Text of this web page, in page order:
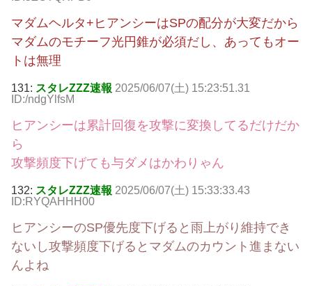
マダムヘルタ+ヒアンシーはSPの配分が大変だから
マダムのモチーフ光円錐が必須だし、あってもオー
トは無理
131: スタレZZZ速報 2025/06/07(土) 15:23:51.31
ID:/ndgYlfsM
ヒアンシーは累計回復を攻撃に変換してるだけだか
ら
攻撃頻度下げても与ダメはかわりゃん
132: スタレZZZ速報 2025/06/07(土) 15:33:33.43
ID:RYQAHHH00
ヒアンシーのSP優先度下げると雨上がり維持でき
ないし攻撃頻度下げるとマダムのカウント進まない
んよね